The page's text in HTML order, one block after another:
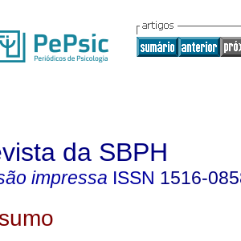
da SBPH
impressa ISSN 1516-